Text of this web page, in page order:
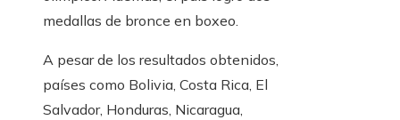
medallas de bronce en boxeo.
A pesar de los resultados obtenidos,
países como Bolivia, Costa Rica, El
Salvador, Honduras, Nicaragua,